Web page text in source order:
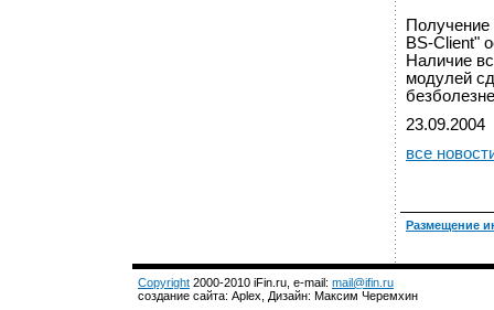
BS-Client"
Наличие
модулей
23.09.2004
все
Размещение
Copyright 2000-2010 iFin.ru, e-mail: mail@ifin.ru
создание сайта: Aplex, Дизайн: Максим Черемхин